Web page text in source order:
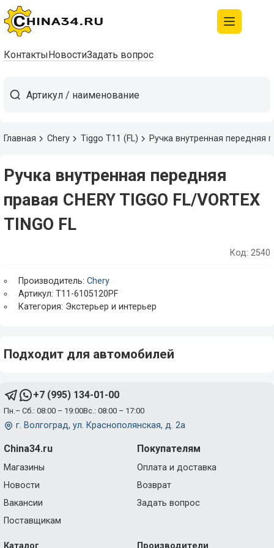
КонтактыНовостиЗадать вопрос
Главная Chery Tiggo T11 (FL) Ручка внутренная передняя
Ручка внутренная передняя
правая CHERY TIGGO FL/VORTEX
TINGO FL
Код: 2540
Производитель: Chery
Артикул: T11-6105120PF
Категория: Экстерьер и интерьер
Подходит для автомобилей
+7 (995) 134-01-00
Пн.– Сб.: 08:00 – 19:00Вс.: 08:00 – 17:00
г. Волгоград, ул. Краснополянская, д. 2а
China34.ru
Магазины
Новости
Вакансии
Поставщикам
Покупателям
Оплата и доставка
Возврат
Задать вопрос
Каталог Производители